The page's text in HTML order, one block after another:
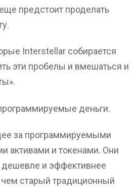
предстоит проделать
Interstellar собирается
эти пробелы и вмешаться и
деньги.
за программируемыми
активами и токенами. Они
и эффективнее
старый традиционный